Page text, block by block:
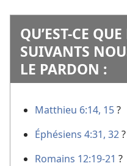
QU’EST-​CE
SUIVANTS
LE PARDON :
Matthieu 6:14, 15?
Éphésiens 4:31, 32?
Romains 12:19-21 ?